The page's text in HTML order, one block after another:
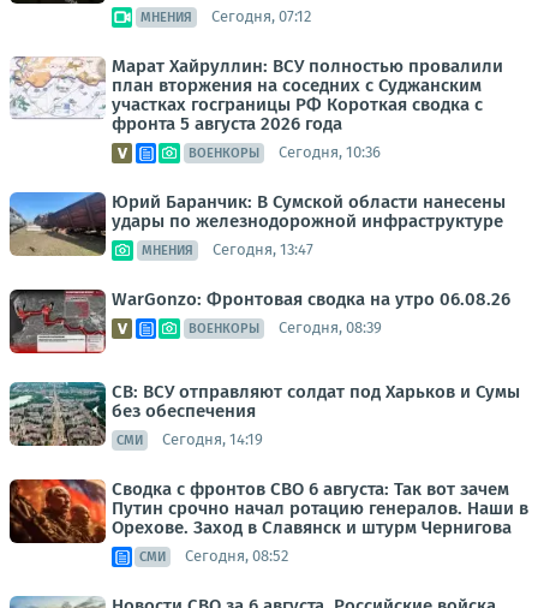
МНЕНИЯ Сегодня, 07:12
Марат Хайруллин: ВСУ полностью провалили
план вторжения на соседних с Суджанским
участках госграницы РФ Короткая сводка с
фронта 5 августа 2026 года
ВОЕНКОРЫ Сегодня, 10:36
Юрий Баранчик: В Сумской области нанесены
удары по железнодорожной инфраструктуре
МНЕНИЯ Сегодня, 13:47
WarGonzo: Фронтовая сводка на утро 06.08.26
ВОЕНКОРЫ Сегодня, 08:39
СВ: ВСУ отправляют солдат под Харьков и Сумы
без обеспечения
СМИ Сегодня, 14:19
Сводка с фронтов СВО 6 августа: Так вот зачем
Путин срочно начал ротацию генералов. Наши в
Орехове. Заход в Славянск и штурм Чернигова
СМИ Сегодня, 08:52